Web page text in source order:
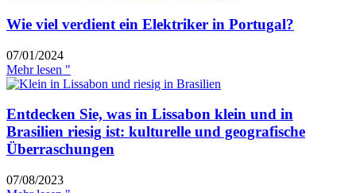
Wie viel verdient ein Elektriker in Portugal?
07/01/2024
Mehr lesen "
Entdecken Sie, was in Lissabon klein und in
Brasilien riesig ist: kulturelle und geografische
Überraschungen
07/08/2023